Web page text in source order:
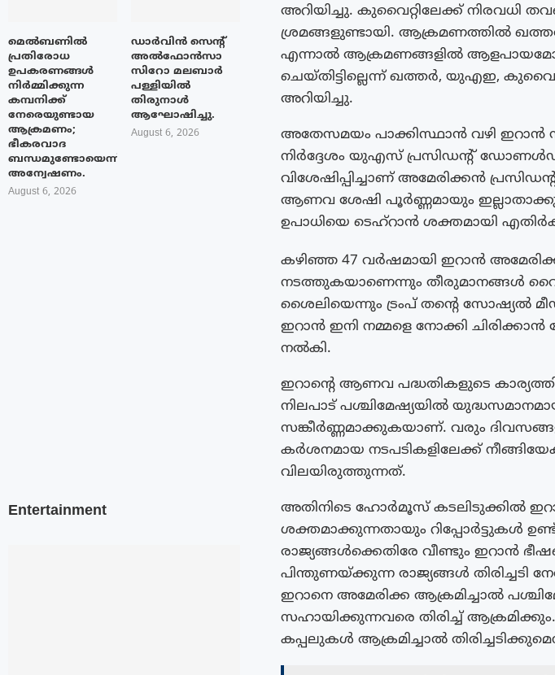
അറിയിച്ചു. കുവൈറ്റിലേക്ക്
ശ്രമങ്ങളുണ്ടായി. ആക്രമണത്തിൽ ഖത്തർ
എന്നാൽ ആക്രമണങ്ങളിൽ
ചെയ്തിട്ടില്ലെന്ന് ഖത്തർ, യുഎഇ,
അറിയിച്ചു.
അതേസമയം പാക്കിസ്ഥാൻ വഴി ഇറാൻ
നിർദ്ദേശം യുഎസ് പ്രസിഡന്‍റ് ഡോണൾഡ്
വിശേഷിപ്പിച്ചാണ് അമേരിക്കൻ
ആണവ ശേഷി പൂർണ്ണമായും
ഉപാധിയെ ടെഹ്‌റാൻ ശക്തമായി
കഴിഞ്ഞ 47 വർഷമായി ഇറാൻ
നടത്തുകയാണെന്നും തീരുമാനങ്ങൾ
ശൈലിയെന്നും ട്രംപ് തന്റെ സോഷ്യൽ
ഇറാൻ ഇനി നമ്മളെ നോക്കി ചിരിക്കാൻ
നൽകി.
ഇറാന്‍റെ ആണവ പദ്ധതികളുടെ
നിലപാട് പശ്ചിമേഷ്യയിൽ
സങ്കീർണ്ണമാക്കുകയാണ്. വരും
കർശനമായ നടപടികളിലേക്ക്
വിലയിരുത്തുന്നത്.
അതിനിടെ ഹോർമൂസ് കടലിടുക്കിൽ
ശക്തമാക്കുന്നതായും റിപ്പോർട്ടുകൾ
രാജ്യങ്ങൾക്കെതിരേ വീണ്ടും ഇറാൻ
പിന്തുണയ്ക്കുന്ന രാജ്യങ്ങൾ തിരിച്ചടി
ഇറാനെ അമേരിക്ക ആക്രമിച്ചാൽ
സഹായിക്കുന്നവരെ തിരിച്ച്
കപ്പലുകൾ ആക്രമിച്ചാൽ
മെൽബണിൽ
പ്രതിരോധ
ഉപകരണങ്ങൾ
നിർമ്മിക്കുന്ന
കമ്പനിക്ക്
നേരെയുണ്ടായ
ആക്രമണം;
ഭീകരവാദ
ബന്ധമുണ്ടോയെന്ന്
അന്വേഷണം.
August 6, 2026
ഡാർവിൻ സെന്റ്
അൽഫോൻസാ
സിറോ മലബാർ
പള്ളിയിൽ
തിരുനാൾ
ആഘോഷിച്ചു.
August 6, 2026
Entertainment